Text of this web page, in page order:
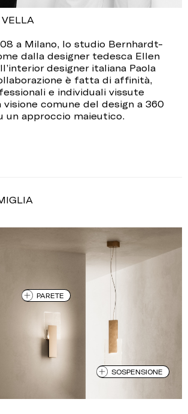
a Milano, lo studio Bernhardt-
dalla designer tedesca Ellen
designer italiana Paola
è fatta di affinità,
e individuali vissute
visione comune del design a 360
un approccio maieutico.
SOSPENSIONE
PARETE